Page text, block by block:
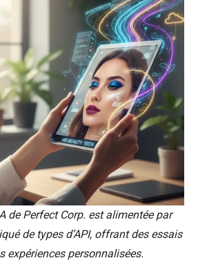
de Perfect Corp. est alimentée par
de types d’API, offrant des essais
expériences personnalisées.